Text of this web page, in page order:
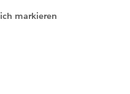
markieren